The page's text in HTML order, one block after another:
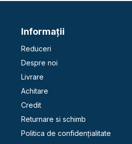
Informaţii
Reduceri
Despre noi
Livrare
Achitare
Credit
Returnare si schimb
Politica de confidențialitate